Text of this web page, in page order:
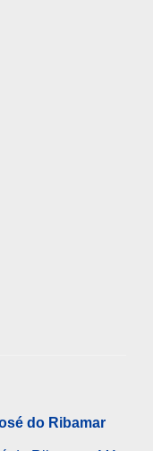
do Ribamar